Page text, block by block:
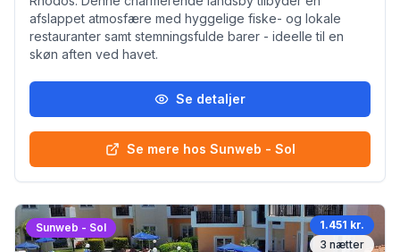
afslappet atmosfære med hyggelige fiske- og lokale
restauranter samt stemningsfulde barer - ideelle til en
skøn aften ved havet.
Se detaljer
Se mere hos Sunweb - Sol
Sunweb - Sol
1.451 kr.
3 nætter